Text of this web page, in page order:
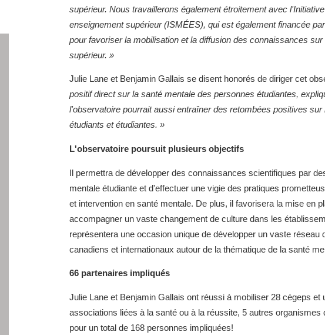
supérieur. Nous travaillerons également étroitement avec
enseignement supérieur (ISMÉES), qui est également financée
pour favoriser la mobilisation et la diffusion des connaissances
supérieur. »
Julie Lane et Benjamin Gallais se disent honorés de diriger cet
positif direct sur la santé mentale des personnes étudiantes,
l'observatoire pourrait aussi entraîner des retombées positives
étudiants et étudiantes. »
L'observatoire poursuit plusieurs objectifs
Il permettra de développer des connaissances scientifiques par
mentale étudiante et d'effectuer une vigie des pratiques
et intervention en santé mentale. De plus, il favorisera la mise en
accompagner un vaste changement de culture dans les
représentera une occasion unique de développer un vaste
canadiens et internationaux autour de la thématique de la santé
66 partenaires impliqués
Julie Lane et Benjamin Gallais ont réussi à mobiliser 28 cégeps
associations liées à la santé ou à la réussite, 5 autres
pour un total de 168 personnes impliquées!